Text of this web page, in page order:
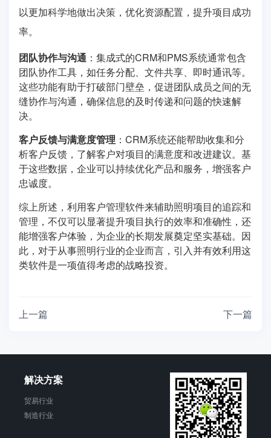
以更加科学地做出决策，优化资源配置，提升项目成功
率。
团队协作与沟通 ：集成式的CRM和PMS系统通常包含
团队协作工具，如任务分配、文件共享、即时通讯等。
这些功能有助于打破部门壁垒，促进团队成员之间的无
缝协作与沟通，确保信息的及时传递和问题的快速解
决。
客户反馈与满意度管理 ：CRM系统还能帮助收集和分
析客户反馈，了解客户对项目的满意度和改进建议。基
于这些数据，企业可以持续优化产品和服务，增强客户
忠诚度。
综上所述，利用客户管理软件来辅助照明项目的追踪和
管理，不仅可以显著提升项目执行的效率和准确性，还
能增强客户体验，为企业的长期发展奠定坚实基础。因
此，对于从事照明行业的企业而言，引入并有效利用这
类软件是一项值得考虑的战略投资。
上一篇 下一篇
解决方案
贸易行业
制造行业